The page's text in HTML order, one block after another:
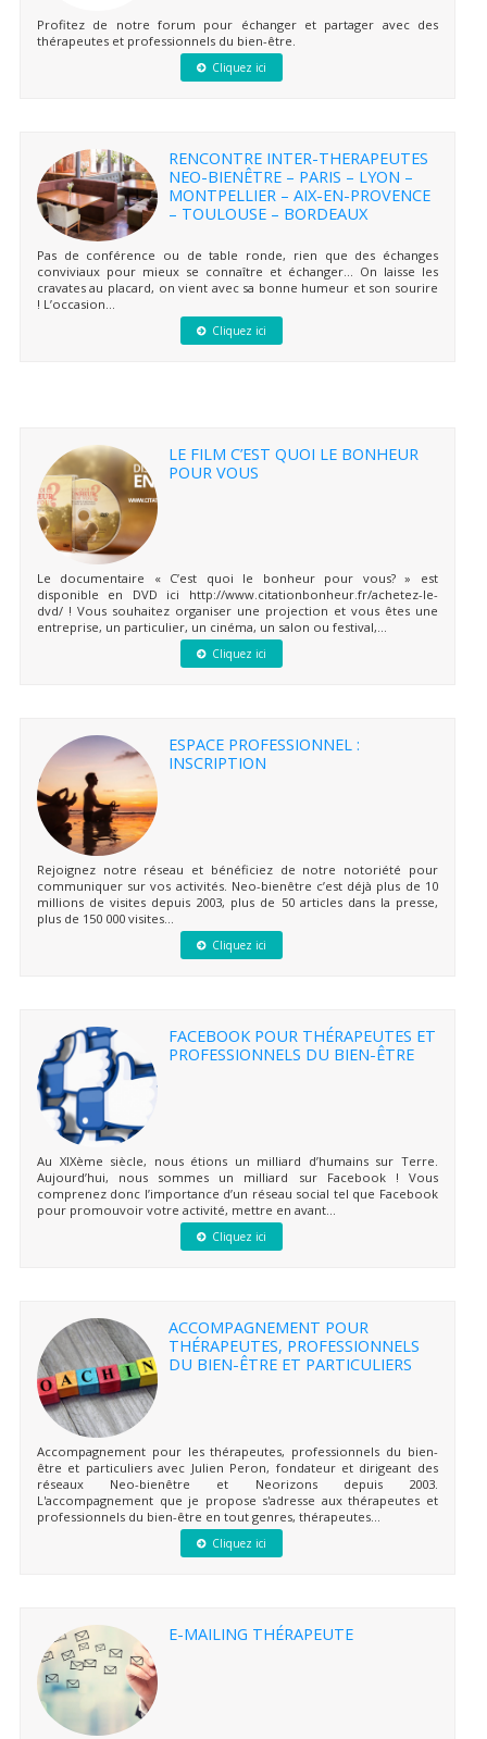
Profitez de notre forum pour échanger et partager avec des
thérapeutes et professionnels du bien-être.
Cliquez ici
RENCONTRE INTER-THERAPEUTES
NEO-BIENÊTRE – PARIS – LYON –
MONTPELLIER – AIX-EN-PROVENCE
– TOULOUSE – BORDEAUX
Pas de conférence ou de table ronde, rien que des échanges
conviviaux pour mieux se connaître et échanger… On laisse les
cravates au placard, on vient avec sa bonne humeur et son sourire
! L’occasion...
Cliquez ici
LE FILM C’EST QUOI LE BONHEUR
POUR VOUS
Le documentaire « C’est quoi le bonheur pour vous? » est
disponible en DVD ici http://www.citationbonheur.fr/achetez-le-
dvd/ ! Vous souhaitez organiser une projection et vous êtes une
entreprise, un particulier, un cinéma, un salon ou festival,...
Cliquez ici
ESPACE PROFESSIONNEL :
INSCRIPTION
Rejoignez notre réseau et bénéficiez de notre notoriété pour
communiquer sur vos activités. Neo-bienêtre c’est déjà plus de 10
millions de visites depuis 2003, plus de 50 articles dans la presse,
plus de 150 000 visites...
Cliquez ici
FACEBOOK POUR THÉRAPEUTES ET
PROFESSIONNELS DU BIEN-ÊTRE
Au XIXème siècle, nous étions un milliard d’humains sur Terre.
Aujourd’hui, nous sommes un milliard sur Facebook ! Vous
comprenez donc l’importance d’un réseau social tel que Facebook
pour promouvoir votre activité, mettre en avant...
Cliquez ici
ACCOMPAGNEMENT POUR
THÉRAPEUTES, PROFESSIONNELS
DU BIEN-ÊTRE ET PARTICULIERS
Accompagnement pour les thérapeutes, professionnels du bien-
être et particuliers avec Julien Peron, fondateur et dirigeant des
réseaux Neo-bienêtre et Neorizons depuis 2003.
L'accompagnement que je propose s'adresse aux thérapeutes et
professionnels du bien-être en tout genres, thérapeutes...
Cliquez ici
E-MAILING THÉRAPEUTE